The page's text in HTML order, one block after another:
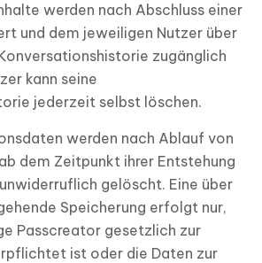
werden nach Abschluss einer
und dem jeweiligen Nutzer über
zugänglich
kann seine
jederzeit selbst löschen.
werden nach Ablauf von
dem Zeitpunkt ihrer Entstehung
gelöscht. Eine über
Speicherung erfolgt nur,
Passcreator gesetzlich zur
ist oder die Daten zur